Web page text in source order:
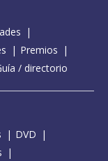
Premios
/ directorio
DVD